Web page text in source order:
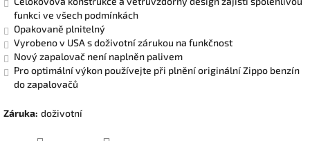
funkci ve všech podmínkách
Opakovaně plnitelný
Vyrobeno v USA s doživotní zárukou na funkčnost
Nový zapalovač není naplněn palivem
Pro optimální výkon používejte při plnění originální Zippo benzín
do zapalovačů
Záruka: doživotní